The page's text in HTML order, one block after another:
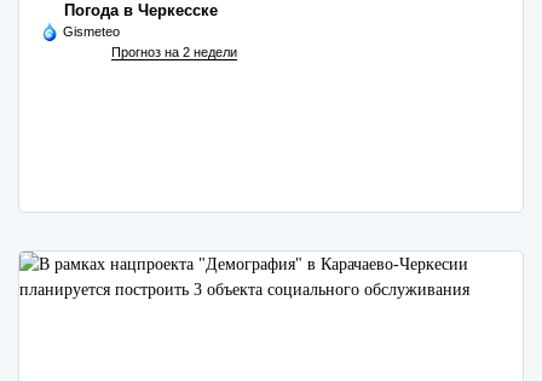
Погода в Черкесске
Gismeteo
Прогноз на 2 недели